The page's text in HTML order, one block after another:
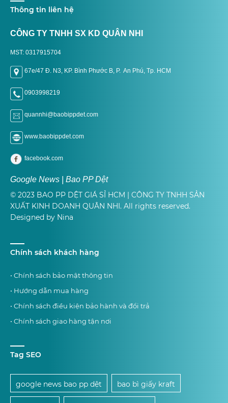
Thông tin liên hệ
CÔNG TY TNHH SX KD QUÂN NHI
MST: 0317915704
67e/47 Đ. N3, KP. Bình Phước B, P. An Phú, Tp. HCM
0903998219
quannhi@baobippdet.com
www.baobippdet.com
facebook.com
Google News | Bao PP Dệt
© 2023 BAO PP DỆT GIÁ SỈ HCM | CÔNG TY TNHH SẢN
XUẤT KINH DOANH QUÂN NHI. All rights reserved.
Designed by Nina
Chính sách khách hàng
• Chính sách bảo mật thông tin
• Hướng dẫn mua hàng
• Chính sách điều kiện bảo hành và đổi trả
• Chính sách giao hàng tận nơi
Tag SEO
google news bao pp dệt bao bì giấy kraft